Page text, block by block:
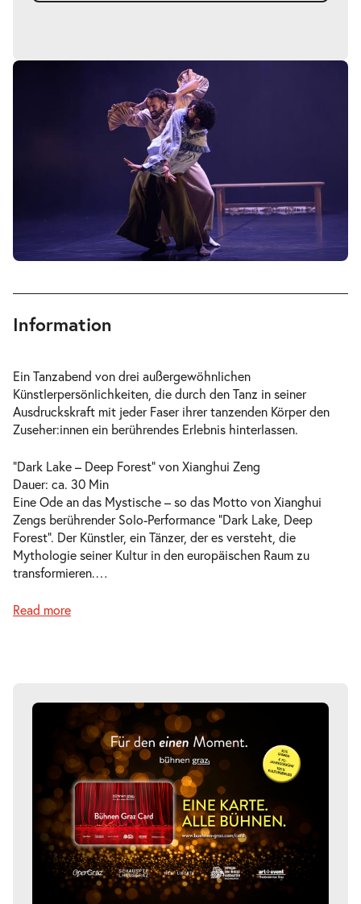
Information
Ein Tanzabend von drei außergewöhnlichen
Künstlerpersönlichkeiten, die durch den Tanz in seiner
Ausdruckskraft mit jeder Faser ihrer tanzenden Körper den
Zuseher:innen ein berührendes Erlebnis hinterlassen.
“Dark Lake – Deep Forest“ von Xianghui Zeng
Dauer: ca. 30 Min
Eine Ode an das Mystische – so das Motto von Xianghui
Zengs berührender Solo-Performance “Dark Lake, Deep
Forest”. Der Künstler, ein Tänzer, der es versteht, die
Mythologie seiner Kultur in den europäischen Raum zu
transformieren.…
Read more